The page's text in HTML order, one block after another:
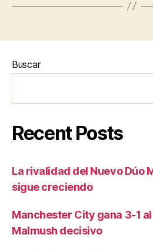
Buscar
Recent Posts
La rivalidad del Nuevo Dúo
sigue creciendo
Manchester City gana 3-1
Malmush decisivo